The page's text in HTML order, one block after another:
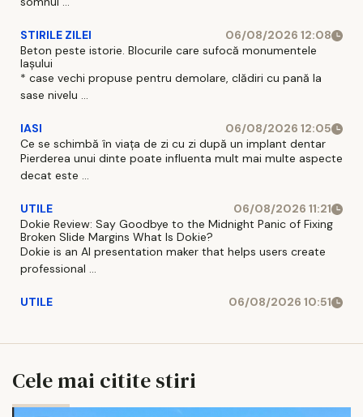
STIRILE ZILEI
06/08/2026 12:08
Beton peste istorie. Blocurile care sufocă monumentele
Iașului
* case vechi propuse pentru demolare, clădiri cu pană la
sase nivelu ...
IASI
06/08/2026 12:05
Ce se schimbă în viața de zi cu zi după un implant dentar
Pierderea unui dinte poate influenta mult mai multe aspecte
decat este ...
UTILE
06/08/2026 11:21
Dokie Review: Say Goodbye to the Midnight Panic of Fixing
Broken Slide Margins What Is Dokie?
Dokie is an AI presentation maker that helps users create
professional ...
UTILE 06/08/2026 10:51
Cele mai citite stiri